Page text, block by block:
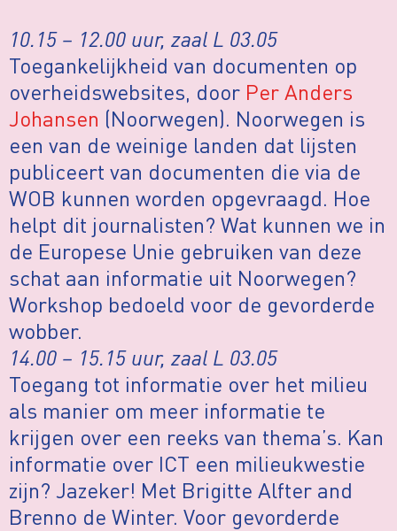
10.15 – 12.00 uur, zaal L 03.05
Toegankelijkheid van documenten op
overheidswebsites, door Per Anders
Johansen (Noorwegen). Noorwegen is
een van de weinige landen dat lijsten
publiceert van documenten die via de
WOB kunnen worden opgevraagd. Hoe
helpt dit journalisten? Wat kunnen we in
de Europese Unie gebruiken van deze
schat aan informatie uit Noorwegen?
Workshop bedoeld voor de gevorderde
wobber.
14.00 – 15.15 uur, zaal L 03.05
Toegang tot informatie over het milieu
als manier om meer informatie te
krijgen over een reeks van thema’s. Kan
informatie over ICT een milieukwestie
zijn? Jazeker! Met Brigitte Alfter and
Brenno de Winter. Voor gevorderde